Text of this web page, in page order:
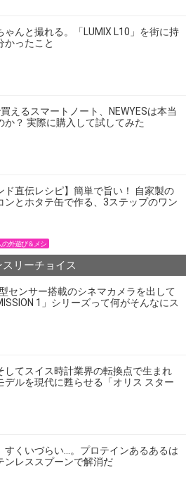
ゃんと撮れる。「LUMIX L10」を街に持
かったこと
えるスマートノート、NEWYESは本当
か？ 実際に購入して試してみた
ド直伝レシピ】簡単で旨い！ 自家製の
ンとホタテ缶で作る、3ステップのワン
の外遊び＆メシ
スリーチョイス
センサー搭載のシネマカメラを出して
1」シリーズって何がそんなにス
してスイス時計業界の転換点で生まれ
デルを現代に甦らせる「オリス スター
すくいづらい…。プロテインあるあるは
ンレススプーンで解消だ